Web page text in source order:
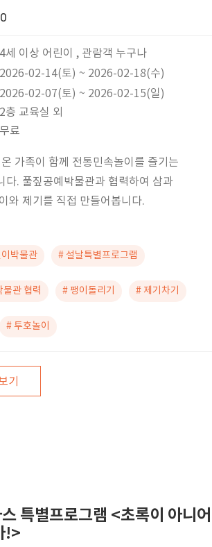
0
4세 이상 어린이 , 관람객 누구나
2026-02-14(토) ~ 2026-02-18(수)
2026-02-07(토) ~ 2026-02-15(일)
2층 교육실 외
무료
가족이 함께 전통민속놀이를 즐기는
다. 풀짚공예박물관과 협력하여 삼과
와 제기를 직접 만들어봅니다.
박물관 # 설날특별프로그램
관 협력 # 팽이돌리기 # 제기차기
# 투호놀이
기
특별프로그램 <초록이 아니어
!>